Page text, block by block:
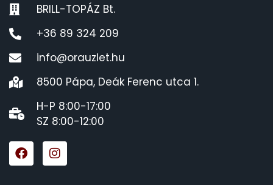
BRILL-TOPÁZ Bt.
+36 89 324 209
info@orauzlet.hu
8500 Pápa, Deák Ferenc utca 1.
H-P 8:00-17:00
SZ 8:00-12:00